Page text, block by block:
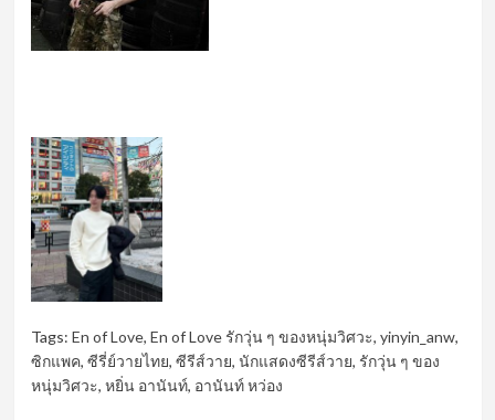
Tags: En of Love, En of Love รักวุ่น ๆ ของหนุ่มวิศวะ, yinyin_anw,
ซิกแพค, ซีรี่ย์วายไทย, ซีรีส์วาย, นักแสดงซีรีส์วาย, รักวุ่น ๆ ของ
หนุ่มวิศวะ, หยิ่น อานันท์, อานันท์ หว่อง